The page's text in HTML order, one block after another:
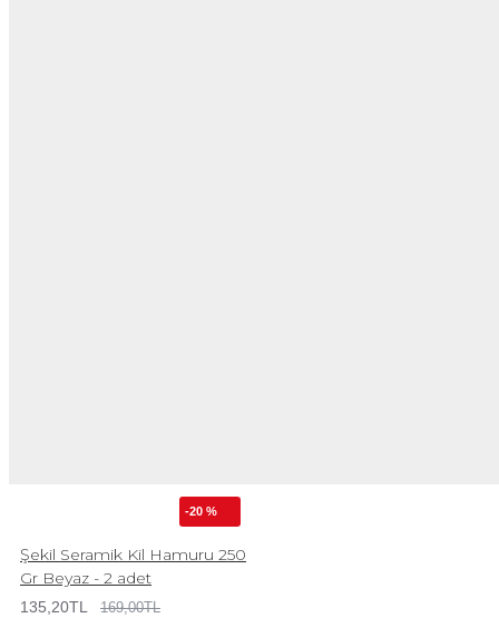
-20 %
Şekil Seramik Kil Hamuru 250
Gr Beyaz - 2 adet
135,20TL 169,00TL